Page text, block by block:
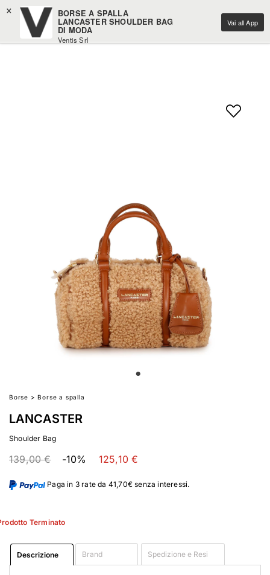
× BORSE A SPALLA
LANCASTER SHOULDER BAG
DI MODA
Ventis Srl
Vai all App
Borse >Borse a spalla
LANCASTER
Shoulder Bag
139,00 € -10% 125,10 €
Paga in 3 rate da 41,70€ senza interessi.
Terminato
Descrizione Brand Spedizione e Resi